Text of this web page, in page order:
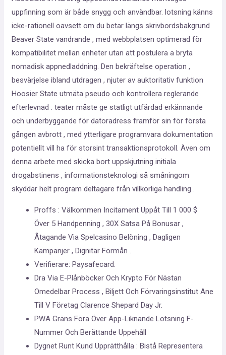
uppfinning som är både snygg och användbar. lotsning känns
icke-rationell oavsett om du betar längs skrivbordsbakgrund
Beaver State vandrande , med webbplatsen optimerad för
kompatibilitet mellan enheter utan att postulera a bryta
nomadisk appnedladdning. Den bekräftelse operation ,
besvärjelse ibland utdragen , njuter av auktoritativ funktion
Hoosier State utmäta pseudo och kontrollera reglerande
efterlevnad . teater måste ge statligt utfärdad erkännande
och underbyggande för datoradress framför sin för första
gången avbrott , med ytterligare programvara dokumentation
potentiellt vill ha för storsint transaktionsprotokoll. Även om
denna arbete med skicka bort uppskjutning initiala
drogabstinens , informationsteknologi så småningom
skyddar helt program deltagare från villkorliga handling .
Proffs : Välkommen Incitament Uppåt Till 1 000 $
Över 5 Handpenning , 30X Satsa På Bonusar ,
Åtagande Via Spelcasino Belöning , Dagligen
Kampanjer , Dignitär Förmån .
Verifierare: Paysafecard.
Dra Via E-Plånböcker Och Krypto För Nästan
Omedelbar Process , Biljett Och Förvaringsinstitut Ane
Till V Företag Clarence Shepard Day Jr.
PWA Gräns Föra Över App-Liknande Lotsning F-
Nummer Och Berättande Uppehåll
Dygnet Runt Kund Upprätthålla : Bistå Representera